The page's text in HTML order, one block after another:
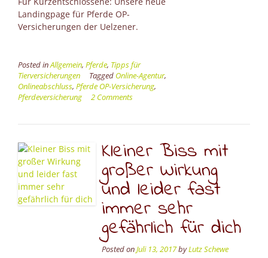
Landingpage für Pferde OP-
Versicherungen der Uelzener.
Posted inAllgemein, Pferde, Tipps für
Tierversicherungen
Tagged Online-Agentur,
Onlineabschluss, Pferde OP-Versicherung,
Pferdeversicherung
2 Comments
Kleiner Biss mit
großer Wirkung
und leider fast
immer sehr
gefährlich für dich
Posted onJuli 13, 2017byLutz Schewe